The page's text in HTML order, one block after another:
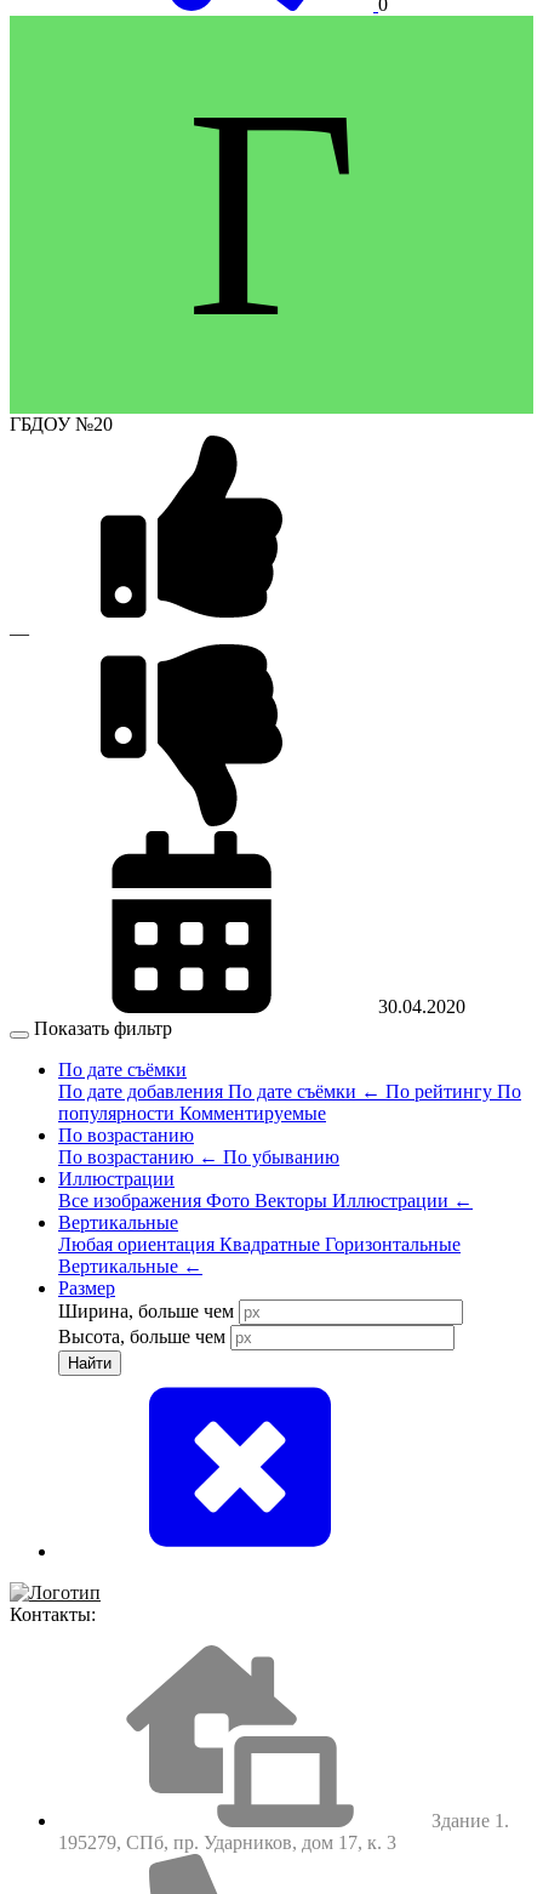
0
Г
ГБДОУ №20
—
30.04.2020
Показать фильтр
По дате съёмки
По дате добавления По дате съёмки ← По рейтингу По
популярности Комментируемые
По возрастанию
По возрастанию ← По убыванию
Иллюстрации
Все изображения Фото Векторы Иллюстрации ←
Вертикальные
Любая ориентация Квадратные Горизонтальные
Вертикальные ←
Размер
Ширина, больше чем
Высота, больше чем
Найти
Контакты:
Здание 1.
195279, СПб, пр. Ударников, дом 17, к. 3